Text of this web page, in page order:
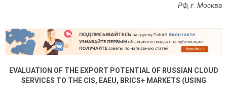
РФ, г Москва
EVALUATION OF THE EXPORT POTENTIAL OF RUSSIAN CLOUD
SERVICES TO THE CIS, EAEU, BRICS+ MARKETS (USING